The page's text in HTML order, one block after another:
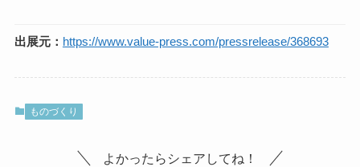
出展元： https://www.value-press.com/pressrelease/368693
ものづくり
よかったらシェアしてね！